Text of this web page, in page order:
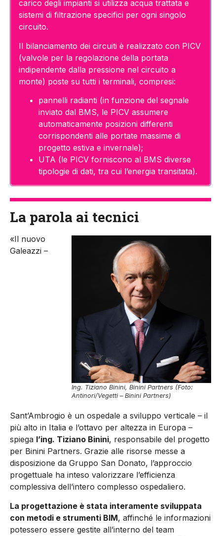
carico degli impianti si utilizza acqua trattata e
sistemi di filtrazione specifici per ogni singolo
circuito.
Il bilanciamento dei circuiti è realizzato con PICV
(valvole per la regolazione della portata
indipendente dalla pressione nel circuito a
monte) poste su tutti i terminali, compresi:
pannelli radianti (in funzione del segnale
inviato dal BMS, le PICV assumere
automaticamente posizioni differenti
corrispondenti alle portate massime di
progetto estiva e invernale);
UTA (le PICV forniscono al BMS diverse
tipologie di dati, tra cui l’energia transitata).
La parola ai tecnici
Ing. Tiziano Binini, Binini Partners (Foto:
Antinori/Vegetti – Binini Partners)
«Il nuovo
Galeazzi –
Sant’Ambrogio è un ospedale a sviluppo verticale – il
più alto in Italia e l’ottavo per altezza in Europa –
spiega l’ing. Tiziano Binini, responsabile del progetto
per Binini Partners. Grazie alle risorse messe a
disposizione da Gruppo San Donato, l’approccio
progettuale ha inteso valorizzare l’efficienza
complessiva dell’intero complesso ospedaliero.
La progettazione è stata interamente sviluppata
con metodi e strumenti BIM, affinché le informazioni
potessero essere gestite all’interno del team